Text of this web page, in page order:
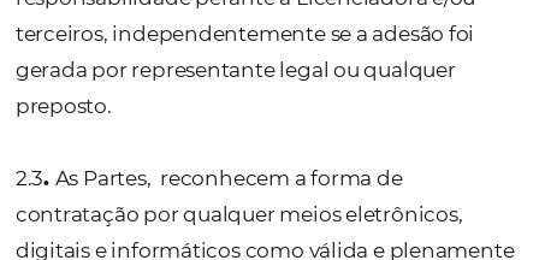
(de forma direta ou indiretamente), a
estará automaticamente declarando o seu
sem qualquer ressalva,
suporte e/ou treinamento de implantação,
mapeio ou remapeio; (iv) pelos